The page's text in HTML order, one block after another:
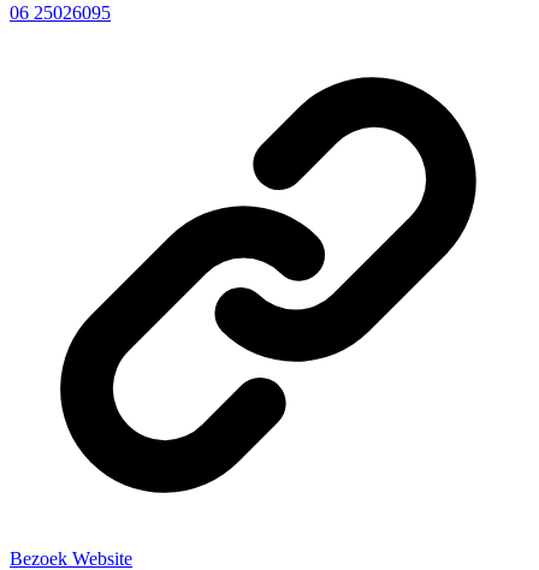
06 25026095
Bezoek Website